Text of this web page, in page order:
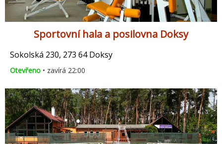
Sportovní hala a posilovna Doksy
Sokolská 230, 273 64 Doksy
Otevřeno • zavírá 22:00